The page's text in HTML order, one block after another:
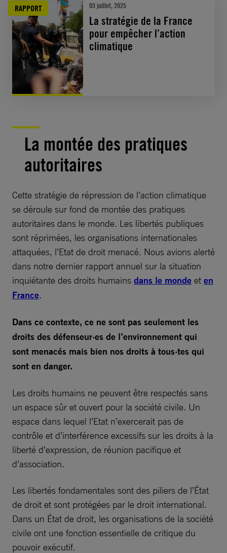
RAPPORT 03 juillet, 2025
La stratégie de la France
pour empêcher l’action
climatique
La montée des pratiques
autoritaires
Cette stratégie de répression de l’action climatique
se déroule sur fond de montée des pratiques
autoritaires dans le monde. Les libertés publiques
sont réprimées, les organisations internationales
attaquées, l’Etat de droit menacé. Nous avions alerté
dans notre dernier rapport annuel sur la situation
inquiétante des droits humains dans le monde et en
France.
Dans ce contexte, ce ne sont pas seulement les
droits des défenseur·es de l’environnement qui
sont menacés mais bien nos droits à tous·tes qui
sont en danger.
Les droits humains ne peuvent être respectés sans
un espace sûr et ouvert pour la société civile. Un
espace dans lequel l’Etat n’exercerait pas de
contrôle et d’interférence excessifs sur les droits à la
liberté d’expression, de réunion pacifique et
d’association.
Les libertés fondamentales sont des piliers de l’État
de droit et sont protégées par le droit international.
Dans un État de droit, les organisations de la société
civile ont une fonction essentielle de critique du
pouvoir exécutif.